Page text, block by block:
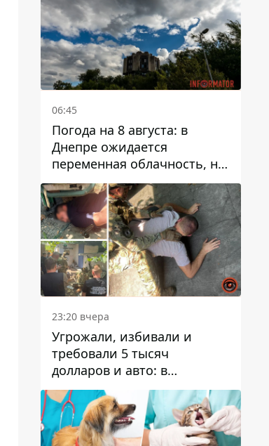
06:45
Погода на 8 августа: в
Днепре ожидается
переменная облачность, но
может пойти дождь
23:20 вчера
Угрожали, избивали и
требовали 5 тысяч
долларов и авто: в
Павлограде задержали двух
мужчин